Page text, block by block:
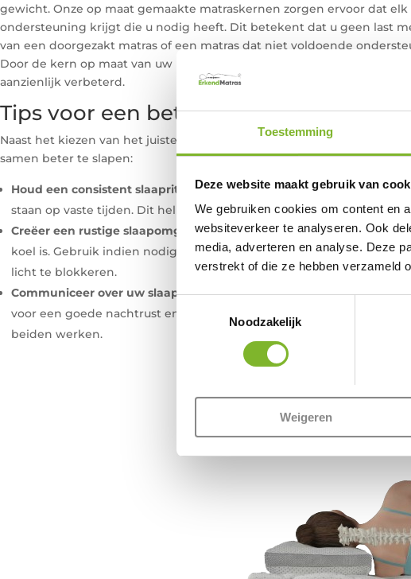
Toestemming
Deze website maakt gebruik van
We gebruiken cookies om content en
websiteverkeer te analyseren. Ook
media, adverteren en analyse. Deze
verstrekt of die ze hebben verzameld
Noodzakelijk
Weigeren
gewicht. Onze op maat gemaakte matraskernen zorgen ervoor dat elk
ondersteuning krijgt die u nodig heeft. Dit betekent dat u geen last
van een doorgezakt matras of een matras dat niet voldoende
Door de kern op maat van uw
aanzienlijk verbeterd.
Tips voor een betere nachtrust
Naast het kiezen van het juiste matras, zijn er nog enkele tips die u
samen beter te slapen:
Houd een consistent slaapritme aan : Probeer samen naar bed te
staan op vaste tijden. Dit helpt uw lichaam om een natuurlijk ritme
Creëer een rustige slaapomgeving: Zorg ervoor dat uw slaapkamer
koel is. Gebruik indien nodig oordopjes of een oogmasker om
licht te blokkeren.
Communiceer over uw slaapbehoeften: Bespreek met uw partner
voor een goede nachtrust en probeer samen oplossingen te vinden
beiden werken.